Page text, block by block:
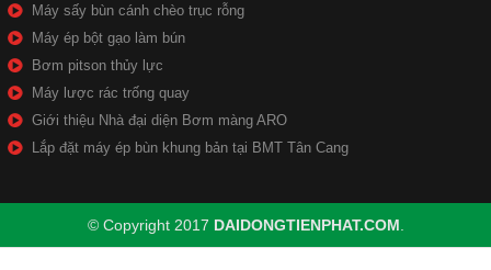
Máy sấy bùn cánh chèo trục rỗng
Máy ép bột gạo làm bún
Bơm pitson thủy lực
Máy lược rác trống quay
Giới thiệu Nhà đại diện Bơm màng ARO
Lắp đặt máy ép bùn khung bản tại BMT Tân Cang
© Copyright 2017 DAIDONGTIENPHAT.COM